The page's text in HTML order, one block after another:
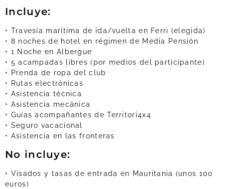
Incluye:
• Travesía marítima de ida/vuelta en Ferri (elegida)
• 8 noches de hotel en régimen de Media Pensión
• 1 Noche en Albergue
• 5 acampadas libres (por medios del participante)
• Prenda de ropa del club
• Rutas electrónicas
• Asistencia técnica
• Asistencia mecánica
• Guías acompañantes de Territori4x4
• Seguro vacacional
• Asistencia en las fronteras
No incluye:
• Visados y tasas de entrada en Mauritania (unos 100
euros)